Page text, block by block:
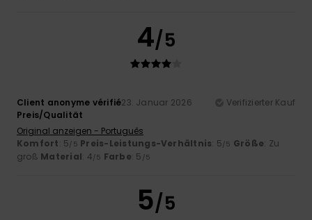
4/5
Client anonyme vérifié23. Januar 2026
Verifizierter Kauf
Preis/Qualität
Original anzeigen - Português
Komfort: 5/5 Preis-Leistungs-Verhältnis: 5/5 Größe: Zu
groß Material: 4/5 Farbe: 5 /5
5/5